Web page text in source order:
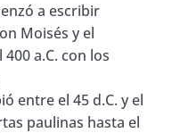
00:01:00
a escribir
Moisés y el
a.C. con los
entre el 45 d.C. y el
paulinas hasta el